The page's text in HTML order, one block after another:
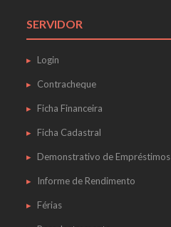
SERVIDOR
Login
Contracheque
Ficha Financeira
Ficha Cadastral
Demonstrativo de Empréstimos
Informe de Rendimento
Férias